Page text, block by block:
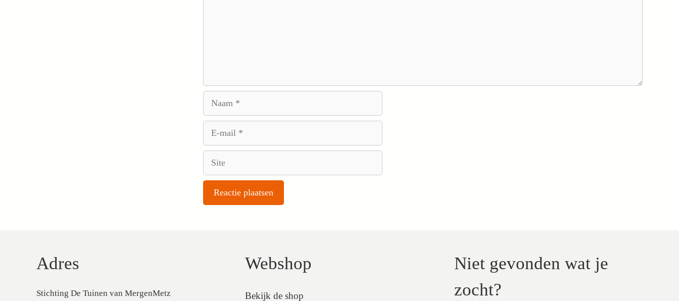
Adres
Stichting De Tuinen van MergenMetz
Webshop
Bekijk de shop
Niet gevonden wat je
zocht?